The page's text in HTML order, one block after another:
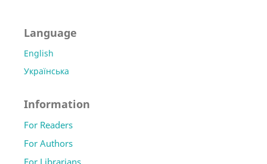
Language
English
Українська
Information
For Readers
For Authors
For Librarians